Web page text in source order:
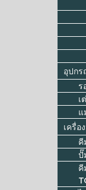
อุปกร
ร
เ
แ
เครื่
คี
ปั๊
คี